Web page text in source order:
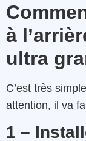
à
ultra
C’est très
attention, il va
1 –